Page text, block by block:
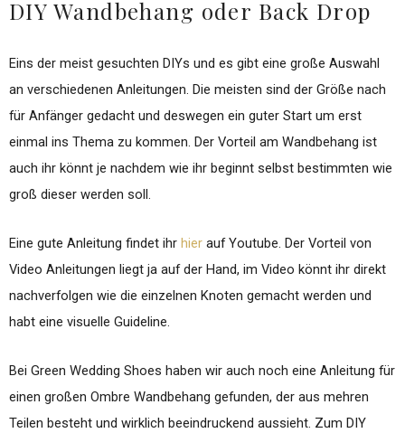
DIY Wandbehang oder Back Drop
Eins der meist gesuchten DIYs und es gibt eine große Auswahl
an verschiedenen Anleitungen. Die meisten sind der Größe nach
für Anfänger gedacht und deswegen ein guter Start um erst
einmal ins Thema zu kommen. Der Vorteil am Wandbehang ist
auch ihr könnt je nachdem wie ihr beginnt selbst bestimmten wie
groß dieser werden soll.
Eine gute Anleitung findet ihr hier auf Youtube. Der Vorteil von
Video Anleitungen liegt ja auf der Hand, im Video könnt ihr direkt
nachverfolgen wie die einzelnen Knoten gemacht werden und
habt eine visuelle Guideline.
Bei Green Wedding Shoes haben wir auch noch eine Anleitung für
einen großen Ombre Wandbehang gefunden, der aus mehren
Teilen besteht und wirklich beeindruckend aussieht. Zum DIY